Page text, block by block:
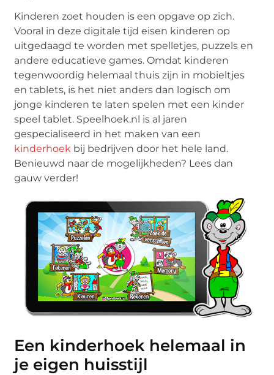
Kinderen zoet houden is een opgave op zich.
Vooral in deze digitale tijd eisen kinderen op
uitgedaagd te worden met spelletjes, puzzels en
andere educatieve games. Omdat kinderen
tegenwoordig helemaal thuis zijn in mobieltjes
en tablets, is het niet anders dan logisch om
jonge kinderen te laten spelen met een kinder
speel tablet. Speelhoek.nl is al jaren
gespecialiseerd in het maken van een
kinderhoek bij bedrijven door het hele land.
Benieuwd naar de mogelijkheden? Lees dan
gauw verder!
Een kinderhoek helemaal in
je eigen huisstijl